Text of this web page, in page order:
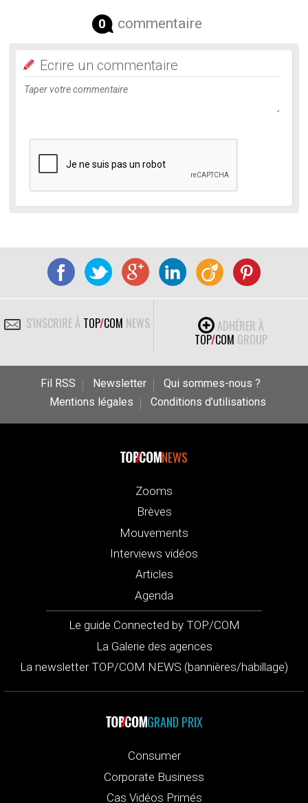
0 commentaire
Ecrire un commentaire
S'INSCRIRE À TOP/COM NEWS
ADHÉRER À
TOP/COM GROUP
Fil RSS Newsletter
Qui sommes-nous ?
Mentions légales
Conditions d’utilisations
NEWS
Zooms
Brèves
Mouvements
Interviews vidéos
Articles
Agenda
Le guide Connected by TOP/COM
La Galerie des agences
La newsletter TOP/COM NEWS (bannières/habillage)
GRAND PRIX
Consumer
Corporate Business
Cas Vidéos Primés